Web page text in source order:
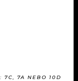
7C, 7A NEBO 10D